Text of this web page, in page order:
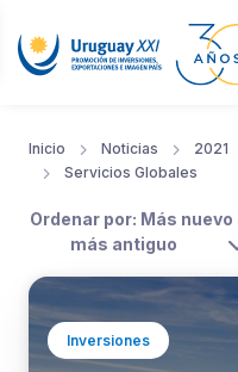
Inicio Noticias 2021
Servicios Globales
Ordenar por: Más nuevo
más antiguo
Inversiones